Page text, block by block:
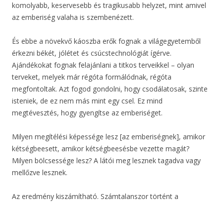
komolyabb, keservesebb és tragikusabb helyzet, mint amivel
az emberiség valaha is szembenézett.
És ebbe a növekvő káoszba erők fognak a világegyetemből
érkezni békét, jólétet és csúcstechnológiát ígérve.
Ajándékokat fognak felajánlani a titkos terveikkel – olyan
terveket, melyek már régóta formálódnak, régóta
megfontoltak. Azt fogod gondolni, hogy csodálatosak, szinte
isteniek, de ez nem más mint egy csel. Ez mind
megtévesztés, hogy gyengítse az emberiséget.
Milyen megítélési képessége lesz [az emberiségnek], amikor
kétségbeesett, amikor kétségbeesésbe vezette magát?
Milyen bölcsessége lesz? A látói meg lesznek tagadva vagy
mellőzve lesznek.
Az eredmény kiszámítható. Számtalanszor történt a